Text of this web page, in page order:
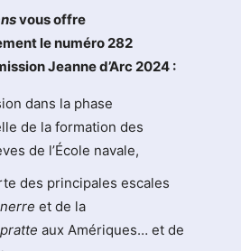
vous offre
le numéro 282
Jeanne d’Arc 2024 :
dans la phase
de la formation des
de l’École navale,
des principales escales
et de la
aux Amériques… et de